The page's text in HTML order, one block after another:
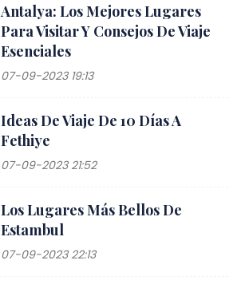
Antalya: Los Mejores Lugares
Para Visitar Y Consejos De Viaje
Esenciales
07-09-2023 19:13
Ideas De Viaje De 10 Días A
Fethiye
07-09-2023 21:52
Los Lugares Más Bellos De
Estambul
07-09-2023 22:13